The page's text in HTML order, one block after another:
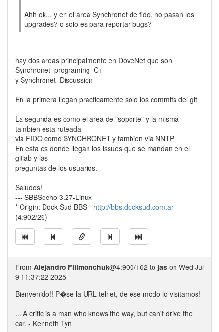
Ahh ok... y en el area Synchronet de fido, no pasan los
upgrades? o solo es para reportar bugs?
hay dos areas principalmente en DoveNet que son
Synchronet_programing_C+
y Synchronet_Discussion
En la primera llegan practicamente solo los commits del git
La segunda es como el area de "soporte" y la misma
tambien esta ruteada
via FIDO como SYNCHRONET y tambien via NNTP
En esta es donde llegan los issues que se mandan en el
gitlab y las
preguntas de los usuarios.
Saludos!
--- SBBSecho 3.27-Linux
* Origin: Dock Sud BBS - http://bbs.docksud.com.ar
(4:902/26)
From Alejandro Filimonchuk@4:900/102 to jas on Wed Jul
9 11:37:22 2025
Bienvenido!! P�se la URL telnet, de ese modo lo visitamos!
... A critic is a man who knows the way, but can't drive the
car. - Kenneth Tyn